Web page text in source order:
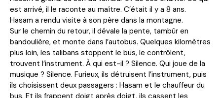
est arrivé, il le raconte au maître. C’était il y a 8 ans.
Hasam a rendu visite à son père dans la montagne.
Sur le chemin du retour, il dévale la pente, tambûr en
bandoulière, et monte dans l’autobus. Quelques kilomètres
plus loin, les talibans stoppent le bus, le contrôlent,
trouvent l’instrument. À qui est-il ? Silence. Qui joue de la
musique ? Silence. Furieux, ils détruisent l’instrument, puis
ils choisissent deux passagers : Hasam et le chauffeur du
bus. Et ils frappent doigt après doigt, ils cassent les